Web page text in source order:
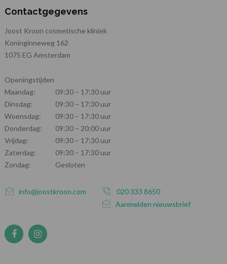
Contactgegevens
Joost Kroon cosmetische kliniek
Koninginneweg 162
1075 EG Amsterdam
Openingstijden
Maandag:
09:30 – 17:30 uur
Dinsdag:
09:30 – 17:30 uur
Woensdag:
09:30 – 17:30 uur
Donderdag:
09:30 – 20:00 uur
Vrijdag:
09:30 – 17:30 uur
Zaterdag:
09:30 – 17:30 uur
Zondag:
Gesloten
info@joostkroon.com
020 333 8650
Aanmelden nieuwsbrief